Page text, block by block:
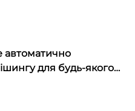
автоматично
для будь-якого